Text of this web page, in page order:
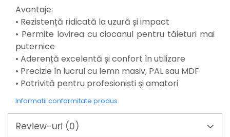
Scule pentru grădină
Suflantă frunze
Suporturi laptop
Tirbușoane și deschizătoare de
sticle
Trafalet
Trimmere
Trusă tubulare
Unelte pentru altoit
Avantaje:
• Rezistență ridicată la uzură și impact
• Permite lovirea cu ciocanul pentru tăieturi mai
puternice
• Aderență excelentă și confort în utilizare
• Precizie în lucrul cu lemn masiv, PAL sau MDF
• Potrivită pentru profesioniști și amatori
Informatii conformitate produs
Review-uri (0)